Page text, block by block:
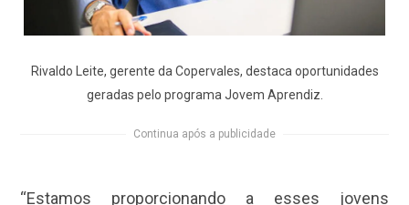
Rivaldo Leite, gerente da Copervales, destaca oportunidades
geradas pelo programa Jovem Aprendiz.
Continua após a publicidade
“Estamos proporcionando a esses jovens